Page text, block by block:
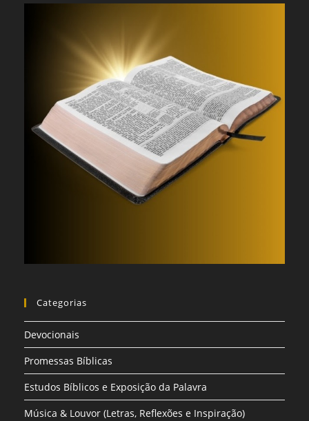
Categorias
Devocionais
Promessas Bíblicas
Estudos Bíblicos e Exposição da Palavra
Música & Louvor (Letras, Reflexões e Inspiração)